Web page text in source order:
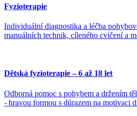
Fyzioterapie
Individuální diagnostika a léčba
manuálních technik, cíleného cvičení a
Dětská fyzioterapie – 6 až 18 let
Odborná pomoc s pohybem a držením
- hravou formou s důrazem na motivaci